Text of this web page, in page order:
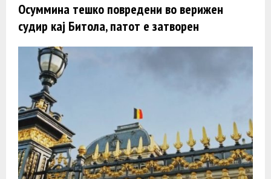
Осуммина тешко повредени во верижен
судир кај Битола, патот е затворен